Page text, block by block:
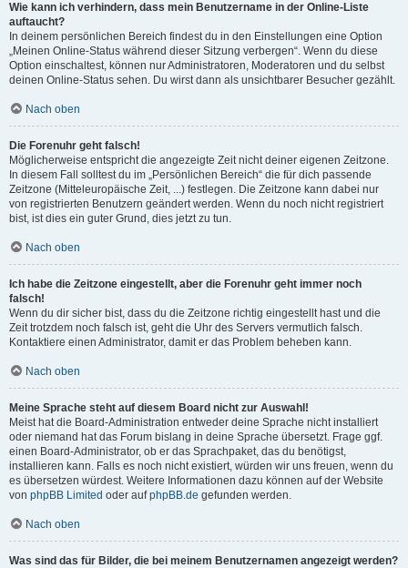
Wie kann ich verhindern, dass mein Benutzername in der Online-Liste
auftaucht?
In deinem persönlichen Bereich findest du in den Einstellungen eine Option
„Meinen Online-Status während dieser Sitzung verbergen“. Wenn du diese
Option einschaltest, können nur Administratoren, Moderatoren und du selbst
deinen Online-Status sehen. Du wirst dann als unsichtbarer Besucher gezählt.
Nach oben
Die Forenuhr geht falsch!
Möglicherweise entspricht die angezeigte Zeit nicht deiner eigenen Zeitzone.
In diesem Fall solltest du im „Persönlichen Bereich“ die für dich passende
Zeitzone (Mitteleuropäische Zeit, ...) festlegen. Die Zeitzone kann dabei nur
von registrierten Benutzern geändert werden. Wenn du noch nicht registriert
bist, ist dies ein guter Grund, dies jetzt zu tun.
Nach oben
Ich habe die Zeitzone eingestellt, aber die Forenuhr geht immer noch
falsch!
Wenn du dir sicher bist, dass du die Zeitzone richtig eingestellt hast und die
Zeit trotzdem noch falsch ist, geht die Uhr des Servers vermutlich falsch.
Kontaktiere einen Administrator, damit er das Problem beheben kann.
Nach oben
Meine Sprache steht auf diesem Board nicht zur Auswahl!
Meist hat die Board-Administration entweder deine Sprache nicht installiert
oder niemand hat das Forum bislang in deine Sprache übersetzt. Frage ggf.
einen Board-Administrator, ob er das Sprachpaket, das du benötigst,
installieren kann. Falls es noch nicht existiert, würden wir uns freuen, wenn du
es übersetzen würdest. Weitere Informationen dazu können auf der Website
von phpBB Limited oder aufphpBB.de gefunden werden.
Nach oben
Was sind das für Bilder, die bei meinem Benutzernamen angezeigt werden?